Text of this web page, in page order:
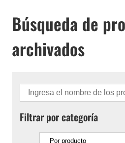
Búsqueda de
archivados
Filtrar por categoría